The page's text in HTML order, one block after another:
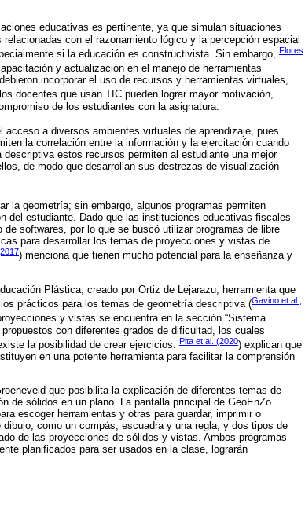
educativas es pertinente, ya que simulan situaciones
con el razonamiento lógico y la percepción espacial
si la educación es constructivista. Sin embargo, Flores
y actualización en el manejo de herramientas
incorporar el uso de recursos y herramientas virtuales,
docentes que usan TIC pueden lograr mayor motivación,
de los estudiantes con la asignatura.
a diversos ambientes virtuales de aprendizaje, pues
la correlación entre la información y la ejercitación cuando
estos recursos permiten al estudiante una mejor
de modo que desarrollan sus destrezas de visualización
la geometría; sin embargo, algunos programas permiten
del estudiante. Dado que las instituciones educativas fiscales
softwares, por lo que se buscó utilizar programas de libre
para desarrollar los temas de proyecciones y vistas de
) menciona que tienen mucho potencial para la enseñanza y
Plástica, creado por Ortiz de Lejarazu, herramienta que
prácticos para los temas de geometría descriptiva (Gavino et al.,
y vistas se encuentra en la sección “Sistema
con diferentes grados de dificultad, los cuales
la posibilidad de crear ejercicios. Pita et al. (2020) explican que
en una potente herramienta para facilitar la comprensión
que posibilita la explicación de diferentes temas de
de sólidos en un plano. La pantalla principal de GeoEnZo
escoger herramientas y otras para guardar, imprimir o
como un compás, escuadra y una regla; y dos tipos de
de las proyecciones de sólidos y vistas. Ambos programas
planificados para ser usados en la clase, lograrán